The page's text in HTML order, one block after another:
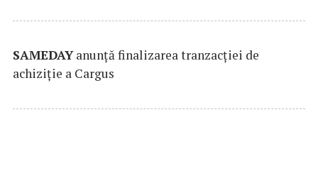
SAMEDAYanunță finalizarea tranzacției de
achiziție a Cargus